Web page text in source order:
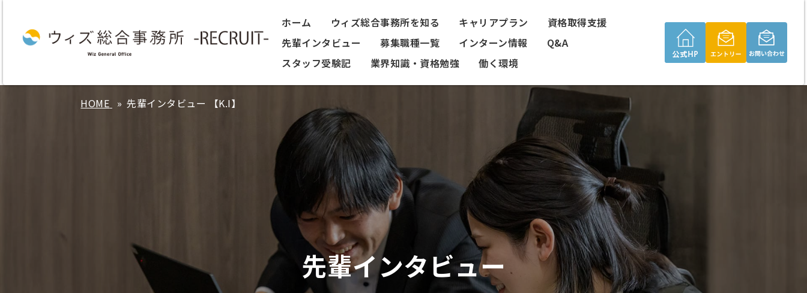
ホーム ウィズ総合事務所を知る キャリアプラン
資格取得支援
先輩インタビュー
募集職種一覧 インターン情報
Q&A
スタッフ受験記
業界知識・資格勉強 働く環境
HOME 先輩インタビュー 【K.I】
先輩インタビュー